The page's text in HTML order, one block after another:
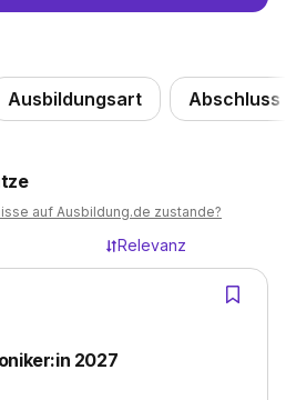
Ausbildungsart Abschluss
auf Ausbildung.de zustande?
Relevanz
2027